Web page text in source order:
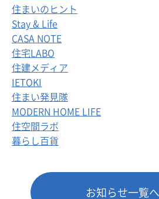
住まいのヒント
Stay & Life
CASA NOTE
住宅LABO
住建メディア
IETOKI
住まい発見隊
MODERN HOME LIFE
住空間ラボ
暮らし百貨
お知らせ一覧へ